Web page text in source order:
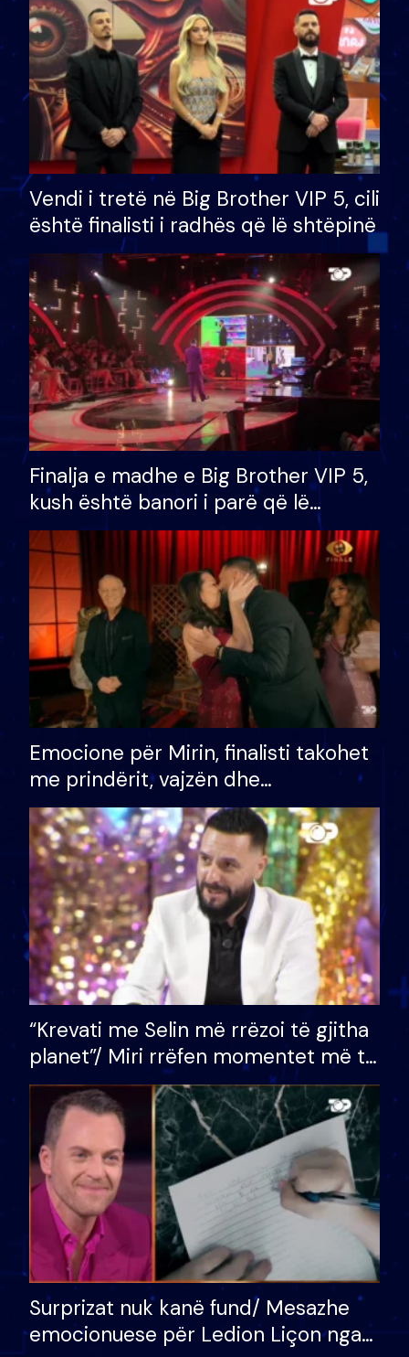
Vendi i tretë në Big Brother VIP 5, cili
është finalisti i radhës që lë shtëpinë
Finalja e madhe e Big Brother VIP 5,
kush është banori i parë që lë
shtëpinë dhe humb mundësinë për
të fituar çmimin e madh
Emocione për Mirin, finalisti takohet
me prindërit, vajzën dhe
bashkëshorten: S’kemi ndonjë letër
divorci apo jo?
“Krevati me Selin më rrëzoi të gjitha
planet”/ Miri rrëfen momentet më të
bukura në shtëpinë e BB VIP: Do më
mungojë zilja e mëngjesit kur…
Surprizat nuk kanë fund/ Mesazhe
emocionuese për Ledion Liçon nga